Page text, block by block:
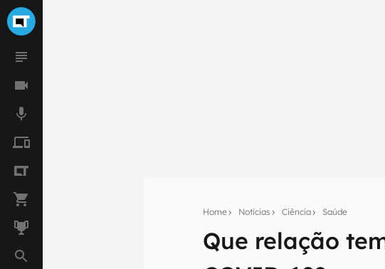
Home Notícias Ciência Saúde
Que relação
Seu resumo